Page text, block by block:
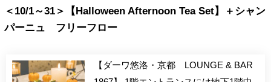
＜10/1～31＞【Halloween Afternoon Tea Set】＋シャン
パーニュ フリーフロー
【ダーワ悠洛・京都 LOUNGE & BAR